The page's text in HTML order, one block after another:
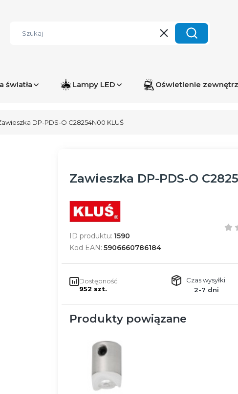
WyczyśćSzukaj
światła Lampy LED Oświetlenie
DP-PDS-O C28254N00 KLUŚ
Zawieszka DP-PDS-O
ID produktu: 1590
Kod EAN: 5906660786184
Dostępność:
952 szt.
Czas wysyłki:
2-7 dni
Produkty powiązane